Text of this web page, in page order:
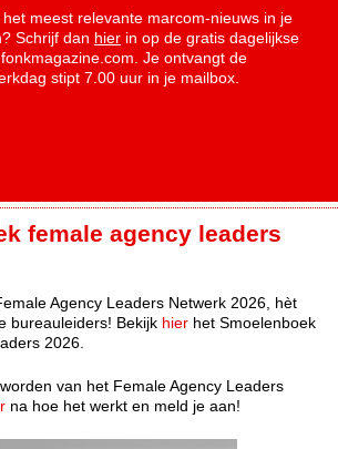
meest relevante marcom-nieuws in je
Schrijf dan hier in op de gratis dagelijkse
Je ontvangt de
stipt 7.00 uur in je mailbox.
female agency leaders
Agency Leaders Netwerk 2026, hèt
bureauleiders! Bekijk hier het Smoelenboek
2026.
van het Female Agency Leaders
na hoe het werkt en meld je aan!